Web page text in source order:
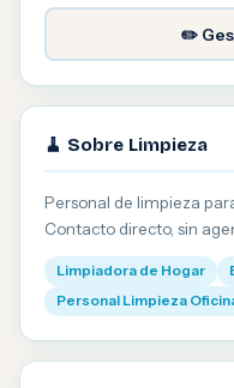
✏️
🧹 Sobre Limpieza
Personal de limpieza
Contacto directo, sin
Limpiadora de Hogar
Personal Limpieza